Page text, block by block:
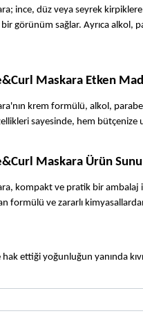
ince, düz veya seyrek
görünüm sağlar. Ayrıca alkol,
Maskara Etken
krem formülü, alkol,
sayesinde, hem
Maskara Ürün
kompakt ve pratik bir ambalaj
formülü ve zararlı
hak ettiği yoğunluğun yanında